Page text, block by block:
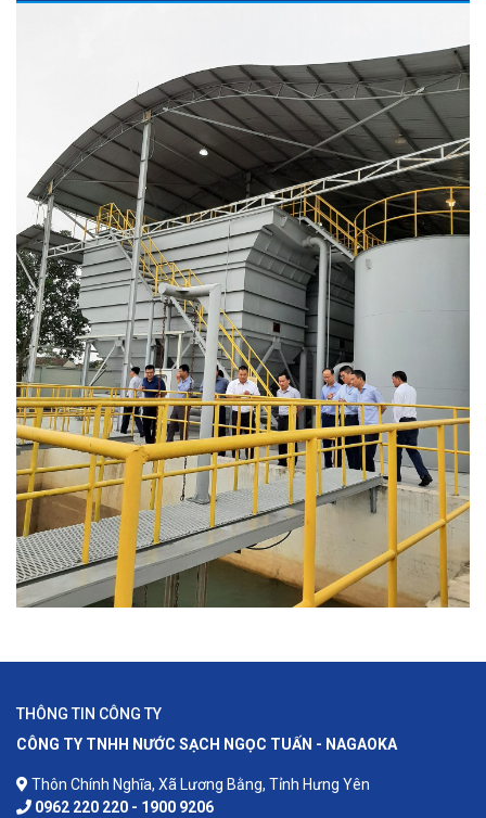
THÔNG TIN CÔNG TY
CÔNG TY TNHH NƯỚC SẠCH NGỌC TUẤN - NAGAOKA
Thôn Chính Nghĩa, Xã Lương Bằng, Tỉnh Hưng Yên
0962 220 220 - 1900 9206